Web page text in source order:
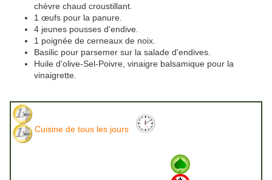
chèvre chaud croustillant.
1 œufs pour la panure.
4 jeunes pousses d'endive.
1 poignée de cerneaux de noix.
Basilic pour parsemer sur la salade d'endives.
Huile d'olive-Sel-Poivre, vinaigre balsamique pour la
vinaigrette.
Cuisine de tous les jours